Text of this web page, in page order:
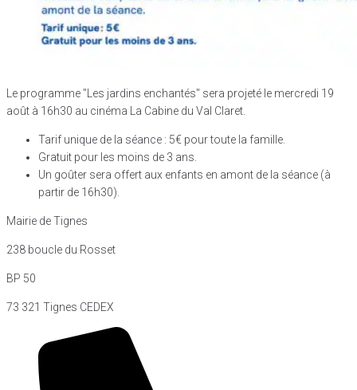
Le programme "Les jardins enchantés" sera projeté le mercredi 19
août à 16h30 au cinéma La Cabine du Val Claret.
Tarif unique de la séance : 5€ pour toute la famille.
Gratuit pour les moins de 3 ans.
Un goûter sera offert aux enfants en amont de la séance (à
partir de 16h30).
Mairie de Tignes
238 boucle du Rosset
BP 50
73 321 Tignes CEDEX